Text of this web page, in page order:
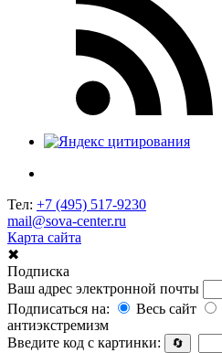
Тел: +7 (495) 517-9230
mail@sova-center.ru
Карта сайта
✖
Подписка
Ваш адрес электронной почты
Подписаться на:
Весь сайт
антиэкстремизм
Введите код с картинки:
🔄